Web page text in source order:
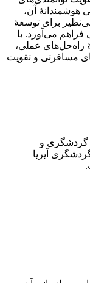
هوشمندانۀ آن،
برای توسعۀ
می‌آورد. با
راه‌حل‌های عملی،
مسافرتی و تقویت
گردشگری و
آيريا